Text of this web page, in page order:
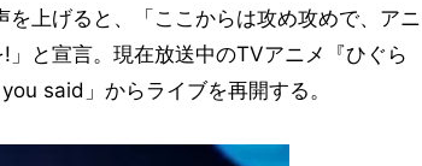
上げると、「ここからは攻め攻めで、アニ
と宣言。現在放送中のTVアニメ『ひぐら
said」からライブを再開する。